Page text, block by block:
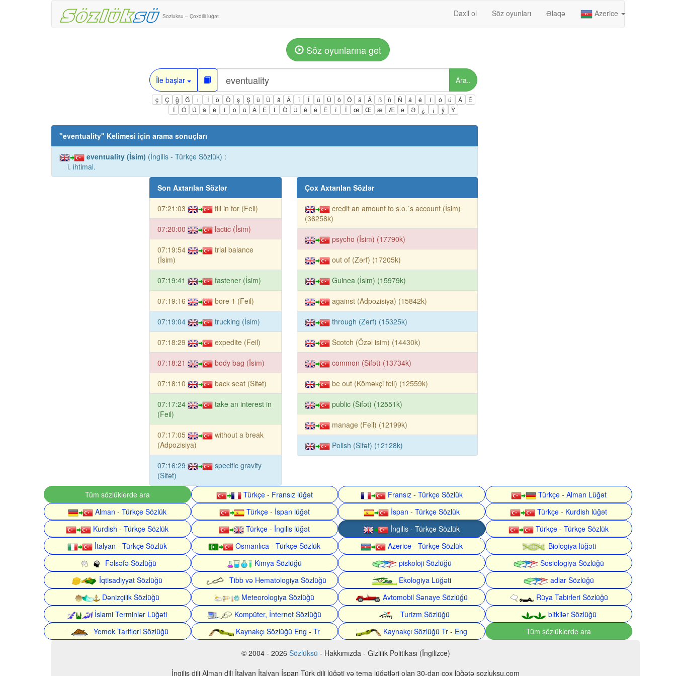
Sozluksu – Çoxdilli lüğət Daxil ol Söz oyunları Əlaqə Azerice
Söz oyunlarına get
İle başlar Ara..
ç Ç ğ Ğ ı İ ö Ö ş Ş ü Ü â Â î Î û Û ô Ô ä Ä ß ñ Ñ á é í ó ú Á
É
Í
Ó Ú à è ì ò ù À È Ì Ò Ù ê ë Ë ï Ï œ Œ æ Æ ə Ə ¿ ¡ ÿ Ÿ
"eventuality" Kelimesi için arama sonuçları
eventuality (İsim) (İngilis - Türkçe Sözlük) :
i. ihtimal.
Son Axtarılan Sözlər
07:21:03 fill in for (Feil)
07:20:00 lactic (İsim)
07:19:54
trial balance
(İsim)
07:19:41 fastener (İsim)
07:19:16 bore 1 (Feil)
07:19:04 trucking (İsim)
07:18:29 expedite (Feil)
07:18:21 body bag (İsim)
07:18:10 back seat (Sifət)
07:17:24
take an interest in
(Feil)
07:17:05
without a break
(Adpozisiya)
07:16:29
specific gravity
(Sifət)
Çox Axtarılan Sözlər
credit an amount to s.o.´s account (İsim)
(36258k)
psycho (İsim) (17790k)
out of (Zərf) (17205k)
Guinea (İsim) (15979k)
against (Adpozisiya) (15842k)
through (Zərf) (15325k)
Scotch (Özəl isim) (14430k)
common (Sifət) (13734k)
be out (Köməkçi feil) (12559k)
public (Sifət) (12551k)
manage (Feil) (12199k)
Polish (Sifət) (12128k)
Tüm sözlüklerde ara Türkçe - Fransız lüğət Fransız - Türkçe Sözlük
Türkçe - Alman Lüğət
Alman - Türkçe Sözlük
Türkçe - İspan lüğət İspan - Türkçe Sözlük
Türkçe - Kurdish lüğət
Kurdish - Türkçe Sözlük
Türkçe - İngilis lüğət İngilis - Türkçe Sözlük
Türkçe - Türkçe Sözlük
İtalyan - Türkçe Sözlük
Osmanlıca - Türkçe Sözlük Azerice - Türkçe Sözlük
Biologiya lüğəti
Fəlsəfə Sözlüğü
Kimya Sözlüğü piskoloji Sözlüğü
Sosiologiya Sözlüğü
İqtisadiyyat Sözlüğü
Tibb və Hematologiya Sözlüğü Ekologiya Lüğəti
adlar Sözlüğü
Dənizçilik Sözlüğü
Meteorologiya Sözlüğü Avtomobil Sənaye Sözlüğü
Rüya Tabirleri Sözlüğü
İslami Terminlər Lüğəti
Kompüter, İnternet Sözlüğü Turizm Sözlüğü
bitkilər Sözlüğü
Yemek Tarifleri Sözlüğü
Kaynakçı Sözlüğü Eng - Tr Kaynakçı Sözlüğü Tr - Eng Tüm sözlüklerde ara
© 2004 - 2026 Sözlüksü - Hakkımızda - Gizlilik Politikası (İngilizce)
İngilis dili Alman dili İtalyan İtalyan İspan Türk dili lüğəti və tema lüğətləri olan 30-dan çox lüğətə sozluksu.com